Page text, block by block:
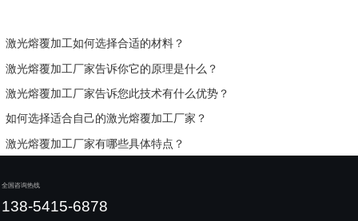
激光熔覆加工如何选择合适的材料？
激光熔覆加工厂家告诉你它的原理是什么？
激光熔覆加工厂家告诉您此技术有什么优势？
如何选择适合自己的激光熔覆加工厂家？
激光熔覆加工厂家有哪些具体特点？
全国咨询热线
138-5415-6878